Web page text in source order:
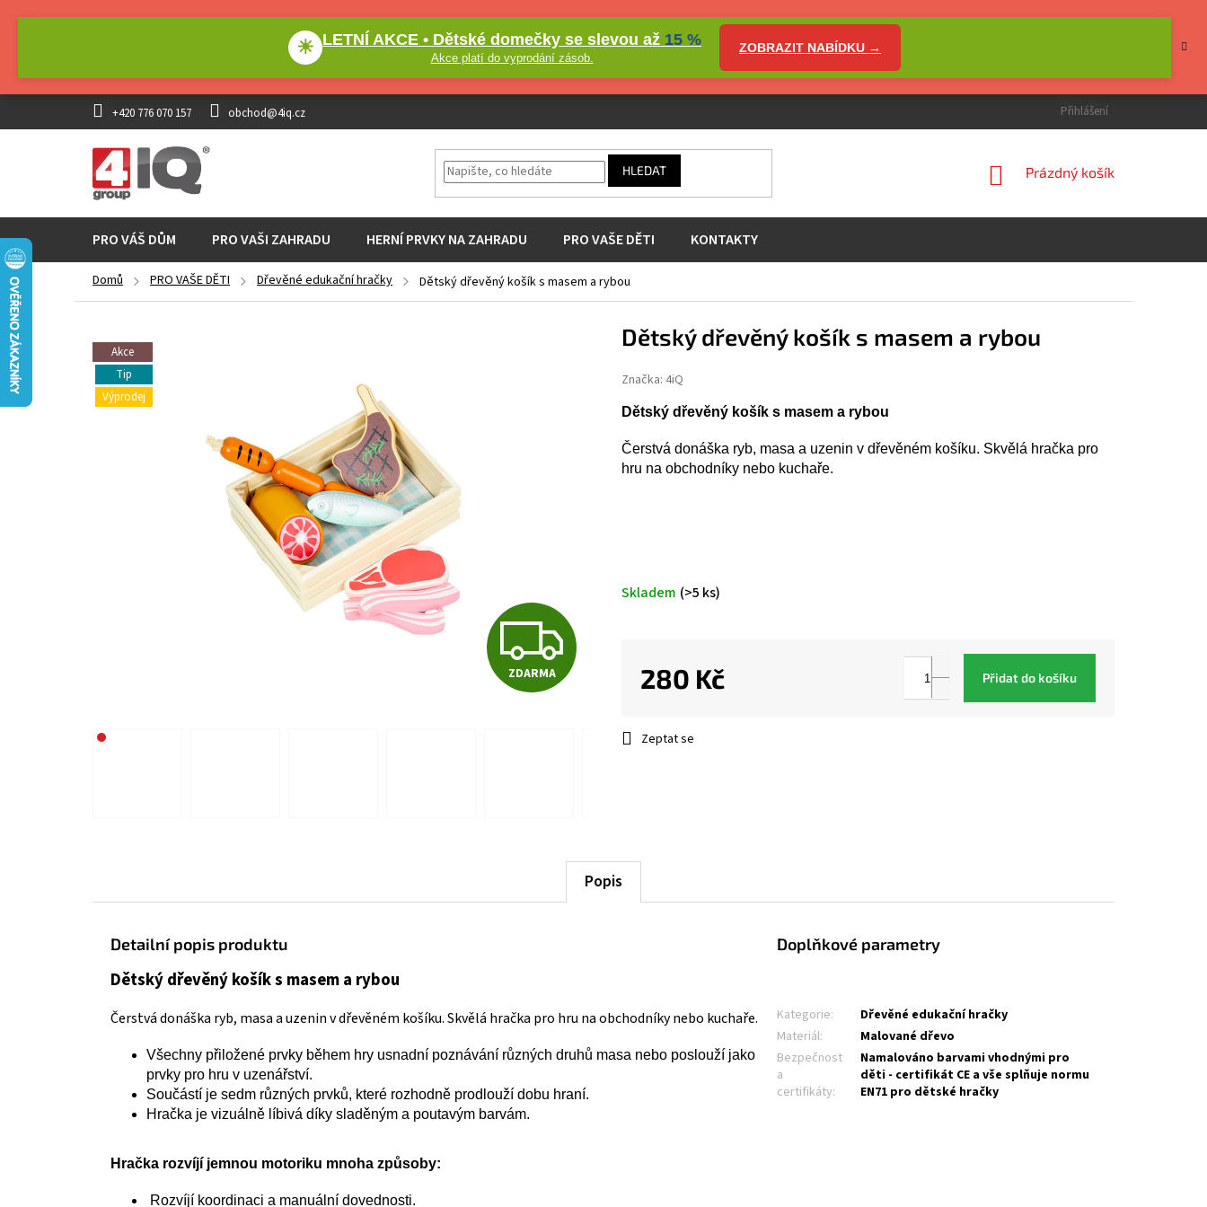
☀ LETNÍ AKCE • Dětské domečky se slevou až 15 %
Akce platí do vyprodání zásob.
ZOBRAZIT NABÍDKU →
+420 776 070 157 obchod@4iq.cz Přihlášení
HLEDAT
NÁKUPNÍ
Prázdný košík
PRO VÁŠ DŮM PRO VAŠI ZAHRADU HERNÍ PRVKY NA ZAHRADU PRO VAŠE DĚTI KONTAKTY
Domů PRO VAŠE DĚTI Dřevěné edukační hračky Dětský dřevěný košík s masem a rybou
Z
D
M
ZDARMA
Akce
Tip
Výprodej
Dětský dřevěný košík s masem a rybou
Čerstvá donáška ryb, masa a uzenin v dřevěném košíku. Skvělá hračka pro
hru na obchodníky nebo kuchaře.
Zeptat se
Skladem (>5 ks)
280 Kč Přidat do košíku
Dětský dřevěný košík s masem a rybou
Značka: 4iQ
Popis
Detailní popis produktu
Dětský dřevěný košík s masem a rybou
Čerstvá donáška ryb, masa a uzenin v dřevěném košíku. Skvělá hračka pro hru na obchodníky nebo kuchaře.
Všechny přiložené prvky během hry usnadní poznávání různých druhů masa nebo poslouží jako
prvky pro hru v uzenářství.
Součástí je sedm různých prvků, které rozhodně prodlouží dobu hraní.
Hračka je vizuálně líbivá díky sladěným a poutavým barvám.
Hračka rozvíjí jemnou motoriku mnoha způsoby:
Rozvíjí koordinaci a manuální dovednosti.
Doplňkové parametry
Kategorie:
Dřevěné edukační hračky
Materiál:
Malované dřevo
Bezpečnost
a
certifikáty:
Namalováno barvami vhodnými pro
děti - certifikát CE a vše splňuje normu
EN71 pro dětské hračky